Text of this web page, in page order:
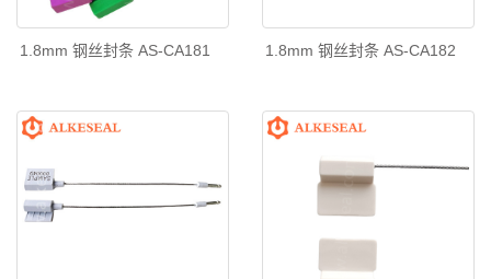
1.8mm 钢丝封条 AS-CA181 1.8mm 钢丝封条 AS-CA182